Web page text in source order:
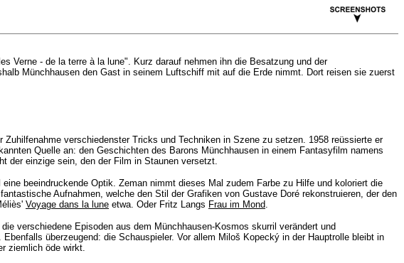
Verne - de la terre à la lune". Kurz darauf nehmen ihn die Besatzung und der
Münchhausen den Gast in seinem Luftschiff mit auf die Erde nimmt. Dort reisen sie zuerst
verschiedenster Tricks und Techniken in Szene zu setzen. 1958 reüssierte er
Quelle an: den Geschichten des Barons Münchhausen in einem Fantasyfilm namens
der einzige sein, den der Film in Staunen versetzt.
beeindruckende Optik. Zeman nimmt dieses Mal zudem Farbe zu Hilfe und koloriert die
Aufnahmen, welche den Stil der Grafiken von Gustave Doré rekonstruieren, der den
Voyage dans la lune etwa. Oder Fritz Langs Frau im Mond.
verschiedene Episoden aus dem Münchhausen-Kosmos skurril verändert und
überzeugend: die Schauspieler. Vor allem Miloš Kopecký in der Hauptrolle bleibt in
ziemlich öde wirkt.